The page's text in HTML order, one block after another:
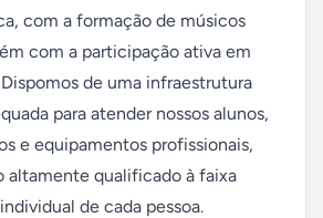
com a formação de músicos
com a participação ativa em
de uma infraestrutura
para atender nossos alunos,
e equipamentos profissionais,
altamente qualificado à faixa
de cada pessoa.